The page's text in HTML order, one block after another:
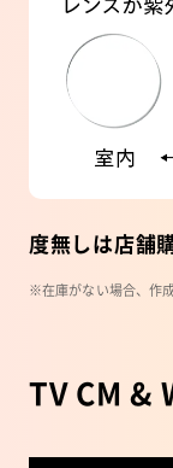
度無しは店舗
※在庫がない場合、作
TV CM &